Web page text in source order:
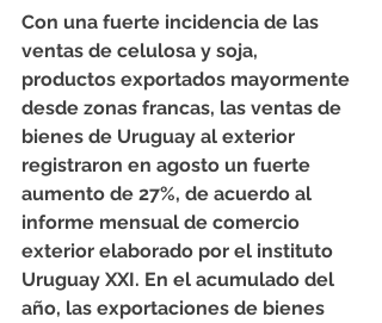
Con una fuerte incidencia de las
ventas de celulosa y soja,
productos exportados mayormente
desde zonas francas, las ventas de
bienes de Uruguay al exterior
registraron en agosto un fuerte
aumento de 27%, de acuerdo al
informe mensual de comercio
exterior elaborado por el instituto
Uruguay XXI. En el acumulado del
año, las exportaciones de bienes